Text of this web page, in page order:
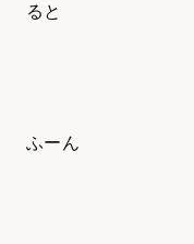
ると
ふーん